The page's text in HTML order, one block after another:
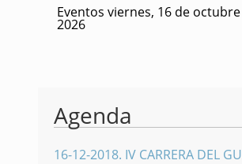
Eventos viernes, 16 de
2026
Agenda
16-12-2018. IV CARRERA DEL